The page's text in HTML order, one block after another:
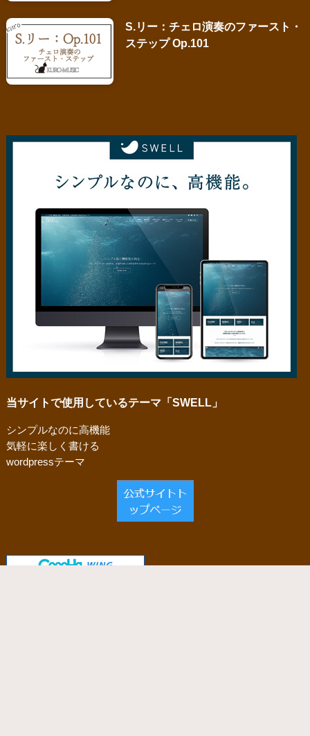
S.リー：チェロ演奏のファースト・
ステップ Op.101
当サイトで使用しているテーマ「SWELL」
シンプルなのに高機能
気軽に楽しく書ける
wordpressテーマ